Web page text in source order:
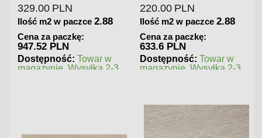
329.00 PLN
Ilość m2 w paczce 2.88
Cena za paczkę:
947.52 PLN
Dostępność: Towar w
magazynie. Wysyłka 2-3
220.00 PLN
Ilość m2 w paczce 2.88
Cena za paczkę:
633.6 PLN
Dostępność: Towar w
magazynie. Wysyłka 2-3